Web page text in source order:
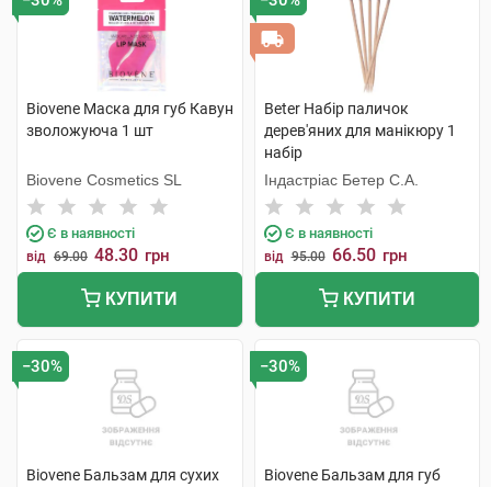
Biovene Маска для губ Кавун
зволожуюча 1 шт
Biovene Cosmetics SL
Є в наявності
від 69.00 48.30 грн
КУПИТИ
Beter Набір паличок
дерев'яних для манікюру 1
набір
Індастріас Бетер С.А.
Є в наявності
від 95.00 66.50 грн
КУПИТИ
−30%
Biovene Бальзам для сухих
−30%
Biovene Бальзам для губ